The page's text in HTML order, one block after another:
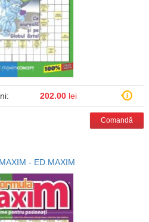
202.00 lei
Comandă
- ED.MAXIM